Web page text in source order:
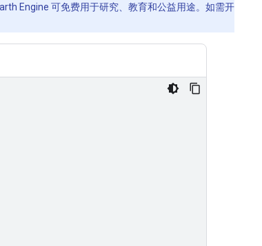
Engine 可免费用于研究、教育和公益用途。如需开